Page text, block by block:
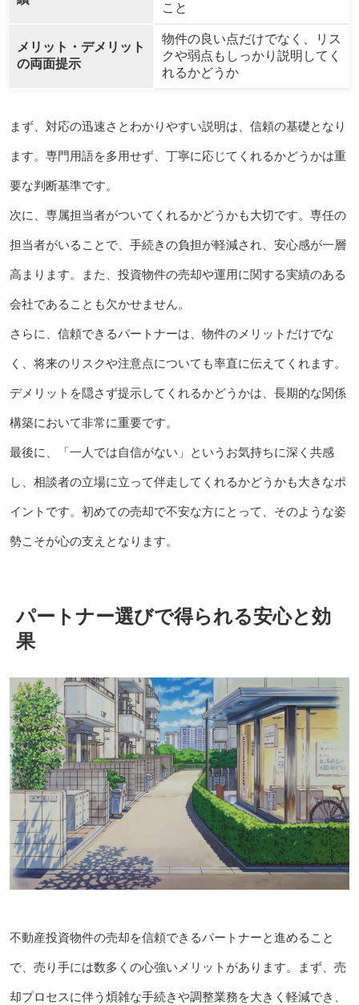
こと
メリット・デメリット
の両面提示
物件の良い点だけでなく、リス
クや弱点もしっかり説明してく
れるかどうか
まず、対応の迅速さとわかりやすい説明は、信頼の基礎となり
ます。専門用語を多用せず、丁寧に応じてくれるかどうかは重
要な判断基準です。
次に、専属担当者がついてくれるかどうかも大切です。専任の
担当者がいることで、手続きの負担が軽減され、安心感が一層
高まります。また、投資物件の売却や運用に関する実績のある
会社であることも欠かせません。
さらに、信頼できるパートナーは、物件のメリットだけでな
く、将来のリスクや注意点についても率直に伝えてくれます。
デメリットを隠さず提示してくれるかどうかは、長期的な関係
構築において非常に重要です。
最後に、「一人では自信がない」というお気持ちに深く共感
し、相談者の立場に立って伴走してくれるかどうかも大きなポ
イントです。初めての売却で不安な方にとって、そのような姿
勢こそが心の支えとなります。
パートナー選びで得られる安心と効
果
不動産投資物件の売却を信頼できるパートナーと進めること
で、売り手には数多くの心強いメリットがあります。まず、売
却プロセスに伴う煩雑な手続きや調整業務を大きく軽減でき、